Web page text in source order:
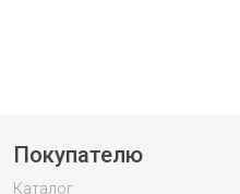
Покупателю
Каталог